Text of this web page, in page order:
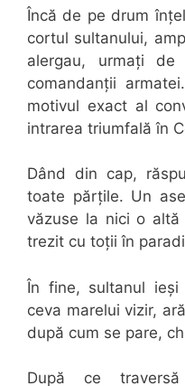
Încă de pe drum
cortul sultanului,
alergau, urmați
comandanții
motivul exact al
intrarea triumfală în
Dând din cap,
toate părțile. Un
văzuse la nici o
trezit cu toții în
În fine, sultanul
ceva marelui vizir,
după cum se pare,
După ce traversă